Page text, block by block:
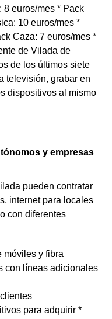
8 euros/mes * Pack
10 euros/mes *
Caza: 7 euros/mes *
de Vilada de
de los últimos siete
televisión, grabar en
dispositivos al mismo
y empresas
pueden contratar
internet para locales
con diferentes
móviles y fibra
con líneas adicionales
para adquirir *